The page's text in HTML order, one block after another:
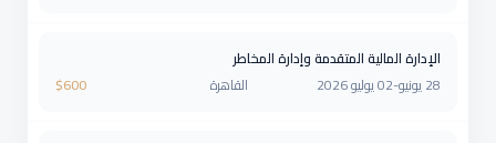
الإدارة المالية المتقدمة وإدارة المخاطر
28 يونيو-02 يوليو 2026
القاهرة $600